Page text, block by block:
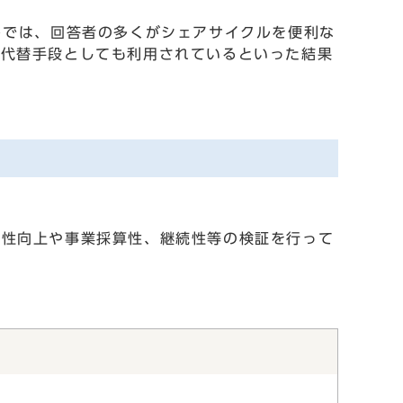
は、回答者の多くがシェアサイクルを便利な
替手段としても利用されているといった結果
向上や事業採算性、継続性等の検証を行って